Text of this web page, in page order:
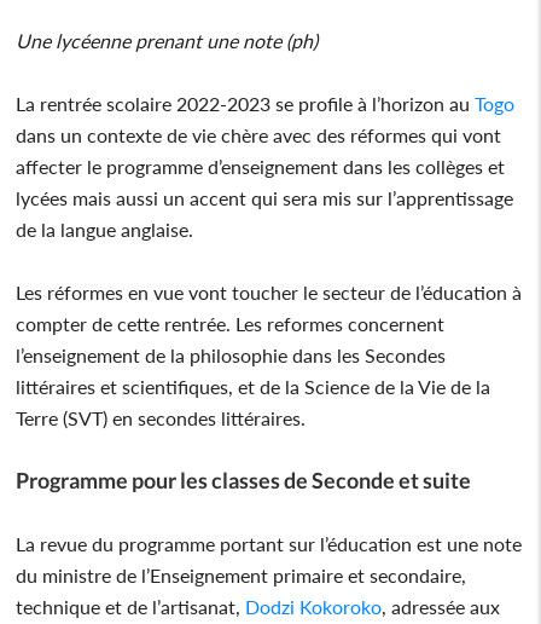
Une lycéenne prenant une note (ph)
La rentrée scolaire 2022-2023 se profile à l’horizon auTogo
dans un contexte de vie chère avec des réformes qui vont
affecter le programme d’enseignement dans les collèges et
lycées mais aussi un accent qui sera mis sur l’apprentissage
de la langue anglaise.
Les réformes en vue vont toucher le secteur de l’éducation à
compter de cette rentrée. Les reformes concernent
l’enseignement de la philosophie dans les Secondes
littéraires et scientifiques, et de la Science de la Vie de la
Terre (SVT) en secondes littéraires.
Programme pour les classes de Seconde et suite
La revue du programme portant sur l’éducation est une note
du ministre de l’Enseignement primaire et secondaire,
technique et de l’artisanat, Dodzi Kokoroko , adressée aux